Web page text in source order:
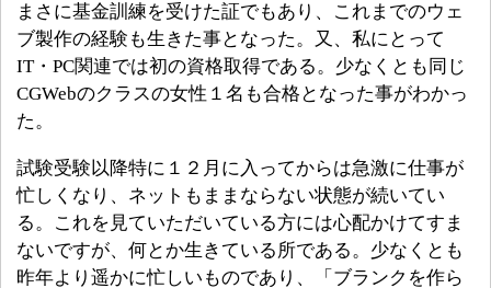
まさに基金訓練を受けた証でもあり、これまでのウェ
ブ製作の経験も生きた事となった。又、私にとって
IT・PC関連では初の資格取得である。少なくとも同じ
CGWebのクラスの女性１名も合格となった事がわかっ
た。
試験受験以降特に１２月に入ってからは急激に仕事が
忙しくなり、ネットもままならない状態が続いてい
る。これを見ていただいている方には心配かけてすま
ないですが、何とか生きている所である。少なくとも
昨年より遥かに忙しいものであり、「ブランクを作ら